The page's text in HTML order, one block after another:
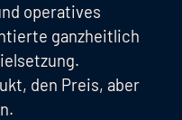
operatives
ganzheitlich
den Preis, aber